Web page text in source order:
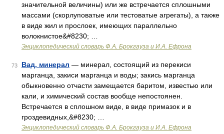
значительной величины) или же встречается сплошными
массами (скорлуповатые или тестоватые агрегаты), а также
в виде жил и прослоек, имеющих параллельно
волокнистое&#8230; …
Энциклопедический словарь Ф.А. Брокгауза и И.А. Ефрона
73 Вад, минерал — минерал, состоящий из перекиси
марганца, закиси марганца и воды; закись марганца
обыкновенно отчасти замещается баритом, известью или
кали, и химический состав вообще непостоянен.
Встречается в сплошном виде, в виде примазок и в
гроздевидных,&#8230; …
Энциклопедический словарь Ф.А. Брокгауза и И.А. Ефрона